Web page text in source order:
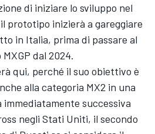
di iniziare lo sviluppo nel
prototipo inizierà a gareggiare
in Italia, prima di passare al
dal 2024.
qui, perché il suo obiettivo è
alla categoria MX2 in una
immediatamente successiva
negli Stati Uniti, il secondo